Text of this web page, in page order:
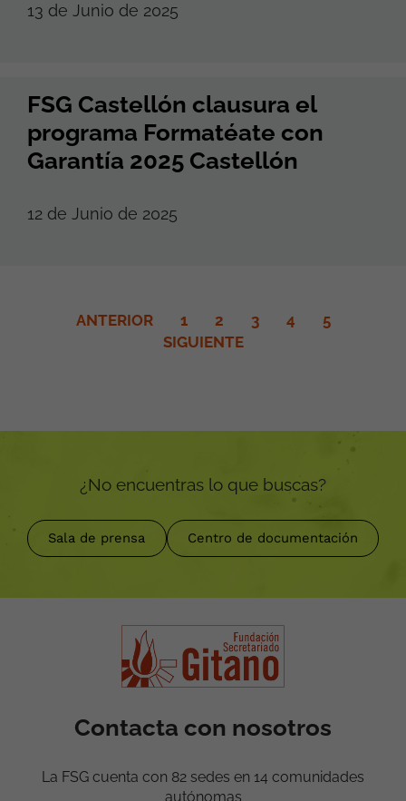
13 de Junio de 2025
FSG Castellón clausura el
programa Formatéate con
Garantía 2025 Castellón
12 de Junio de 2025
ANTERIOR 1 2 3 4
5
SIGUIENTE
¿No encuentras lo que buscas?
Sala de prensa Centro de documentación
Contacta con nosotros
La FSG cuenta con 82 sedes en 14 comunidades
autónomas